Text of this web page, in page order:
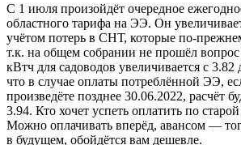
С 1 июля произойдёт очередное
областного тарифа на ЭЭ. Он
учётом потерь в СНТ, которые по-
т.к. на общем собрании не прошёл
кВтч для садоводов увеличивается с 3.82
что в случае оплаты потреблённой ЭЭ,
произведёте позднее 30.06.2022, расчёт
3.94. Кто хочет успеть оплатить по
Можно оплачивать вперёд, авансом —
в будущем, обойдётся вам дешевле.